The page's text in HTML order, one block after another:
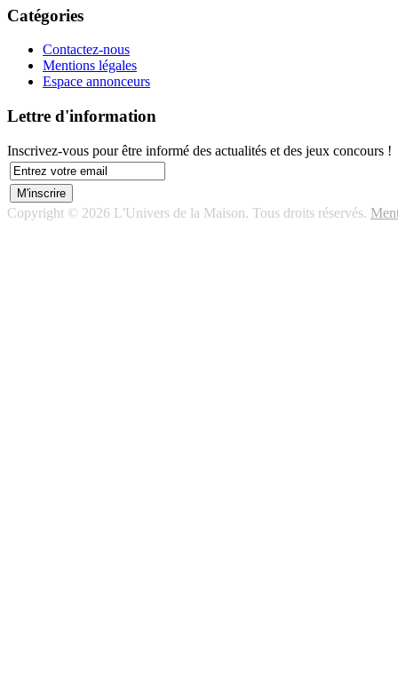
Catégories
Contactez-nous
Mentions légales
Espace annonceurs
Lettre d'information
Inscrivez-vous pour être informé des actualités et des jeux concours !
Copyright © 2026 L'Univers de la Maison. Tous droits réservés.